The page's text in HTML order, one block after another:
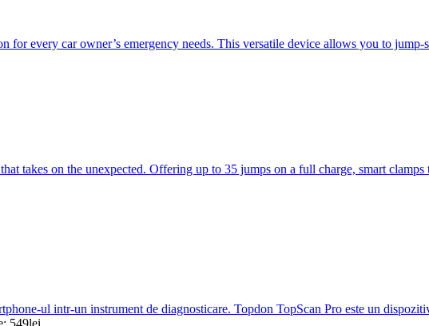
every car owner’s emergency needs. This versatile device allows you to jump-
takes on the unexpected. Offering up to 35 jumps on a full charge, smart clamps
ul intr-un instrument de diagnosticare. Topdon TopScan Pro este un
549lei.